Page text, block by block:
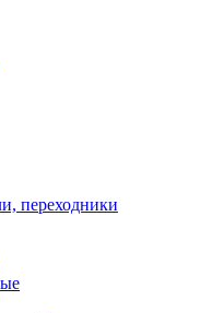
переходники